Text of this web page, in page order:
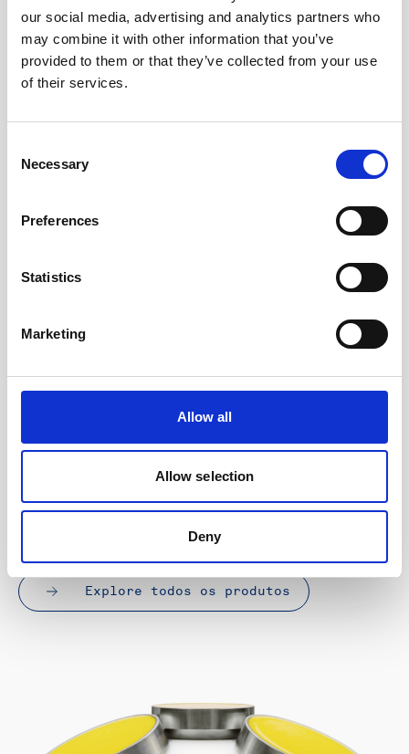
our social media, advertising and analytics partners who
may combine it with other information that you’ve
provided to them or that they’ve collected from your use
of their services.
Selection
Necessary
Preferences
Statistics
Marketing
Allow all
Allow selection
Deny
Ler mais
Real-time metocean monitoring system for port
Explorar produtos
Explore todos os produtos